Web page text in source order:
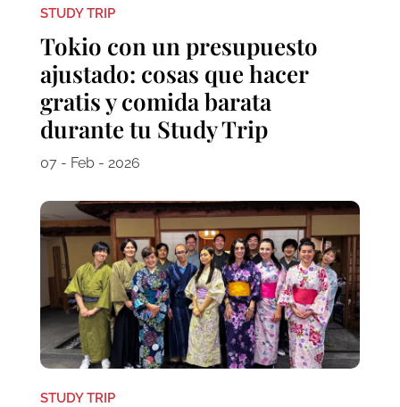
STUDY TRIP
Tokio con un presupuesto
ajustado: cosas que hacer
gratis y comida barata
durante tu Study Trip
07 - Feb - 2026
STUDY TRIP